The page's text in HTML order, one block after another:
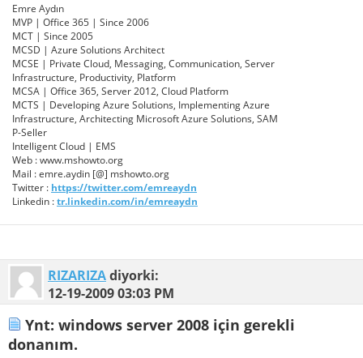
Emre Aydın
MVP | Office 365 | Since 2006
MCT | Since 2005
MCSD | Azure Solutions Architect
MCSE | Private Cloud, Messaging, Communication, Server
Infrastructure, Productivity, Platform
MCSA | Office 365, Server 2012, Cloud Platform
MCTS | Developing Azure Solutions, Implementing Azure
Infrastructure, Architecting Microsoft Azure Solutions, SAM
P-Seller
Intelligent Cloud | EMS
Web : www.mshowto.org
Mail : emre.aydin [@] mshowto.org
Twitter : https://twitter.com/emreaydn
Linkedin :tr.linkedin.com/in/emreaydn
RIZARIZAdiyorki:
12-19-200903:03 PM
Ynt: windows server 2008 için gerekli
donanım.